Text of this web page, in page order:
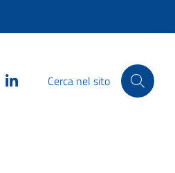
InstagramLinkedinCerca nel sito